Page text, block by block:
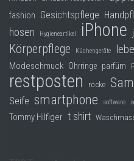
fashion Gesichtspflege
hosen Hygieneartikel iPhone
Körperpflege Küchengeräte
Modeschmuck Ohrringe parfüm
restposten röcke
Seife smartphone software
Tommy Hilfiger t shirt